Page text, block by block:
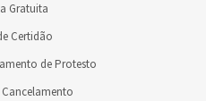
Gratuita
Certidão
de Protesto